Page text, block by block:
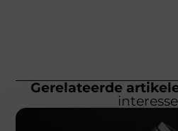
Gerelateerde